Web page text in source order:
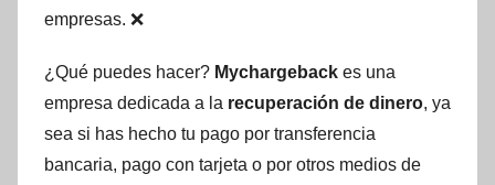
empresas. ❌
¿Qué puedes hacer? Mychargeback es una
empresa dedicada a la recuperación de dinero, ya
sea si has hecho tu pago por transferencia
bancaria, pago con tarjeta o por otros medios de